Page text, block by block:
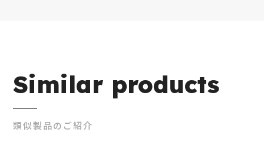
Similar products
類似製品のご紹介